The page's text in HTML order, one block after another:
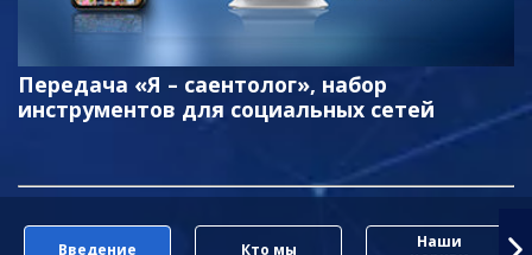
Передача «Я – саентолог», набор
инструментов для социальных сетей
Введение Кто мы
Наши